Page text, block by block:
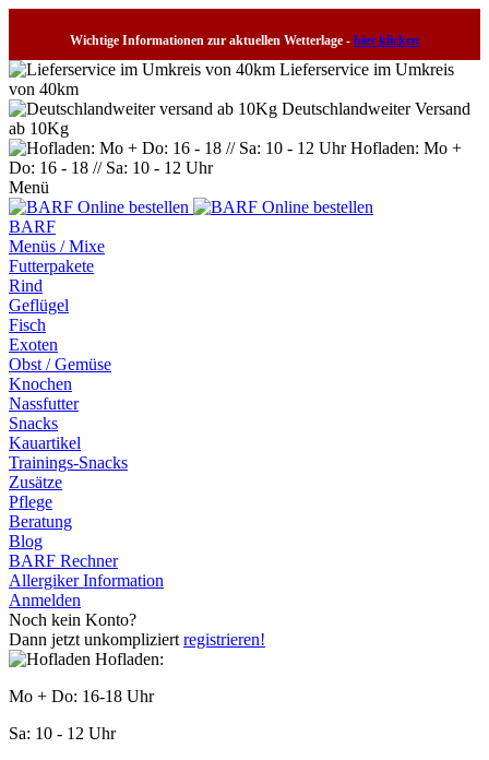
Wichtige Informationen zur aktuellen Wetterlage - hier klicken
Lieferservice im Umkreis
von 40km
Deutschlandweiter Versand
ab 10Kg
Hofladen: Mo +
Do: 16 - 18 // Sa: 10 - 12 Uhr
Menü
BARF
Menüs / Mixe
Futterpakete
Rind
Geflügel
Fisch
Exoten
Obst / Gemüse
Knochen
Nassfutter
Snacks
Kauartikel
Trainings-Snacks
Zusätze
Pflege
Beratung
Blog
BARF Rechner
Allergiker Information
Anmelden
Noch kein Konto?
Dann jetzt unkompliziert registrieren!
Hofladen:
Mo + Do: 16-18 Uhr
Sa: 10 - 12 Uhr